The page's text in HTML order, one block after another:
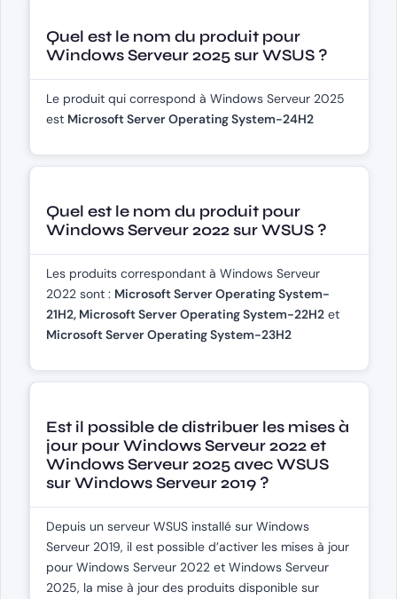
Quel est le nom du produit pour
Windows Serveur 2025 sur WSUS ?
Le produit qui correspond à Windows Serveur 2025
est Microsoft Server Operating System-24H2
Quel est le nom du produit pour
Windows Serveur 2022 sur WSUS ?
Les produits correspondant à Windows Serveur
2022 sont : Microsoft Server Operating System-
21H2, Microsoft Server Operating System-22H2 et
Microsoft Server Operating System-23H2
Est il possible de distribuer les mises à
jour pour Windows Serveur 2022 et
Windows Serveur 2025 avec WSUS
sur Windows Serveur 2019 ?
Depuis un serveur WSUS installé sur Windows
Serveur 2019, il est possible d’activer les mises à jour
pour Windows Serveur 2022 et Windows Serveur
2025, la mise à jour des produits disponible sur